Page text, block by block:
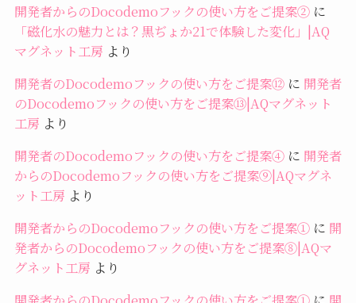
開発者からのDocodemoフックの使い方をご提案②に
「磁化水の魅力とは？黒ぢょか21で体験した変化」|AQ
マグネット工房 より
開発者のDocodemoフックの使い方をご提案⑫に 開発者
のDocodemoフックの使い方をご提案⑬|AQマグネット
工房 より
開発者のDocodemoフックの使い方をご提案④に 開発者
からのDocodemoフックの使い方をご提案⑨|AQマグネ
ット工房 より
開発者からのDocodemoフックの使い方をご提案①に 開
発者からのDocodemoフックの使い方をご提案⑧|AQマ
グネット工房 より